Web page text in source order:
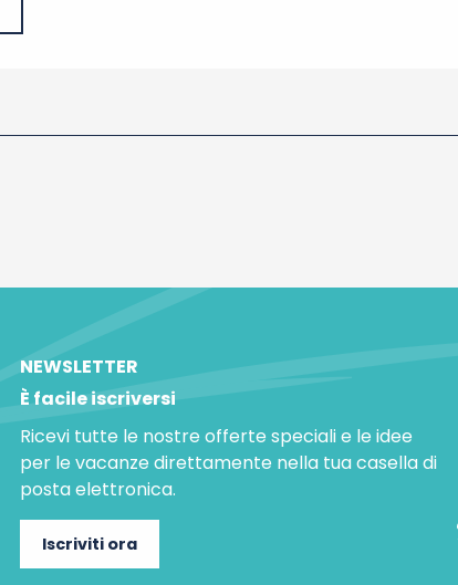
NEWSLETTER
È facile iscriversi
Ricevi tutte le nostre offerte speciali e le idee
per le vacanze direttamente nella tua casella di
posta elettronica.
Iscriviti ora